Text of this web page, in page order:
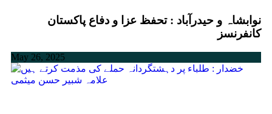
نوابشاہ و حیدرآباد : تحفظ عزا و دفاع پاکستان
کانفرنسز
May 26, 2025